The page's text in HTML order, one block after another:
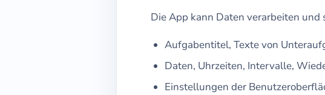
Die App kann Daten verarbeiten
Aufgabentitel, Texte von
Daten, Uhrzeiten, Intervalle,
Einstellungen der